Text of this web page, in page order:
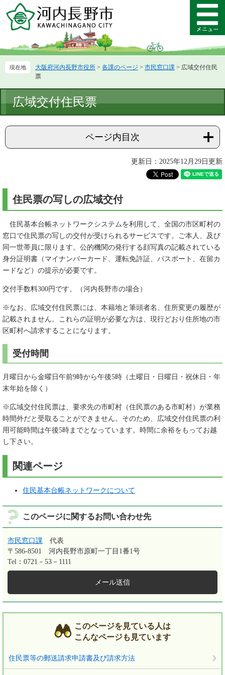
ー
先
ニ
を
て
メ
ニ
ー
大阪府河内長野市役所 > 各課のページ > 市民窓口課 > 広域交付住民
票
文
広域交付住民票
ページ内目次
更新日：2025年12月29日更新
住民票の写しの広域交付
住民基本台帳ネットワークシステムを利用して、全国の市区町村の
窓口で住民票の写しの交付が受けられるサービスです。ご本人、及び
同一世帯員に限ります。公的機関の発行する顔写真の記載されている
身分証明書（マイナンバーカード、運転免許証、パスポート、在留カ
ードなど）の提示が必要です。
交付手数料300円です。（河内長野市の場合）
※なお、広域交付住民票には、本籍地と筆頭者名、住所変更の履歴が
記載されません。これらの証明が必要な方は、現行どおり住所地の市
区町村へ請求することになります。
受付時間
月曜日から金曜日午前9時から午後5時（土曜日・日曜日・祝休日・年
末年始を除く）
※広域交付住民票は、要求先の市町村（住民票のある市町村）が業務
時間外だと受取ることができません。そのため、広域交付住民票の利
用可能時間は午後5時までとなっています。時間に余裕をもってお越
し下さい。
関連ページ
住民基本台帳ネットワークについて
このページに関するお問い合わせ先
市民窓口課
代表
〒586-8501
河内長野市原町一丁目1番1号
Tel：0721－53－1111
メール送信
このページを見ている人は
こんなページも見ています
住民票等の郵送請求申請書及び請求方法